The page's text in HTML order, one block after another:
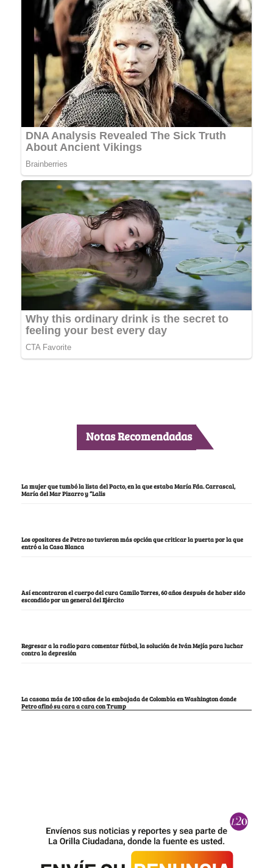
Notas Recomendadas
La mujer que tumbó la lista del Pacto, en la que estaba María Fda. Carrascal,
María del Mar Pizarro y “Lalis
Los opositores de Petro no tuvieron más opción que criticar la puerta por la que
entró a la Casa Blanca
Así encontraron el cuerpo del cura Camilo Torres, 60 años después de haber sido
escondido por un general del Ejército
Regresar a la radio para comentar fútbol, la solución de Iván Mejía para luchar
contra la depresión
La casona más de 100 años de la embajada de Colombia en Washington donde
Petro afinó su cara a cara con Trump